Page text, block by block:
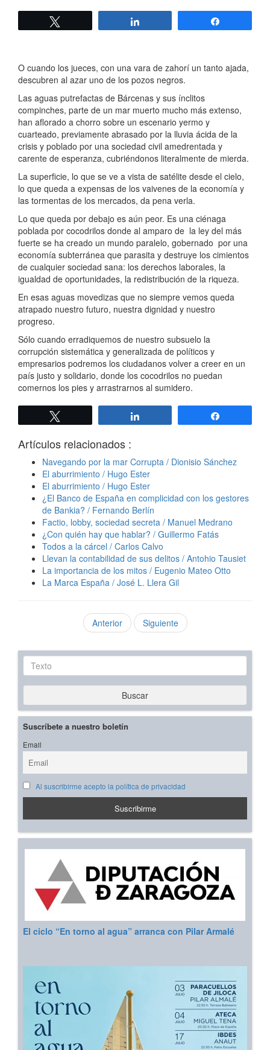
O cuando los jueces, con una vara de zahorí un tanto ajada,
descubren al azar uno de los pozos negros.
Las aguas putrefactas de Bárcenas y sus ínclitos
compinches, parte de un mar muerto mucho más extenso,
han aflorado a chorro sobre un escenario yermo y
cuarteado, previamente abrasado por la lluvia ácida de la
crisis y poblado por una sociedad civil amedrentada y
carente de esperanza, cubriéndonos literalmente de mierda.
La superficie, lo que se ve a vista de satélite desde el cielo,
lo que queda a expensas de los vaivenes de la economía y
las tormentas de los mercados, da pena verla.
Lo que queda por debajo es aún peor. Es una ciénaga
poblada por cocodrilos donde al amparo de la ley del más
fuerte se ha creado un mundo paralelo, gobernado por una
economía subterránea que parasita y destruye los cimientos
de cualquier sociedad sana: los derechos laborales, la
igualdad de oportunidades, la redistribución de la riqueza.
En esas aguas movedizas que no siempre vemos queda
atrapado nuestro futuro, nuestra dignidad y nuestro
progreso.
Sólo cuando erradiquemos de nuestro subsuelo la
corrupción sistemática y generalizada de políticos y
empresarios podremos los ciudadanos volver a creer en un
país justo y solidario, donde los cocodrilos no puedan
comernos los pies y arrastrarnos al sumidero.
Artículos relacionados :
Navegando por la mar Corrupta / Dionisio Sánchez
El aburrimiento / Hugo Ester
El aburrimiento / Hugo Ester
¿El Banco de España en complicidad con los gestores
de Bankia? / Fernando Berlín
Factio, lobby, sociedad secreta / Manuel Medrano
¿Con quién hay que hablar? / Guillermo Fatás
Todos a la cárcel / Carlos Calvo
Llevan la contabilidad de sus delitos / Antohio Tausiet
La importancia de los mitos / Eugenio Mateo Otto
La Marca España / José L. Llera Gil
Anterior Siguiente
Texto
Buscar
Suscríbete a nuestro boletín
Email
Al suscribirme acepto la política de privacidad
El ciclo “En torno al agua” arranca con Pilar Armalé